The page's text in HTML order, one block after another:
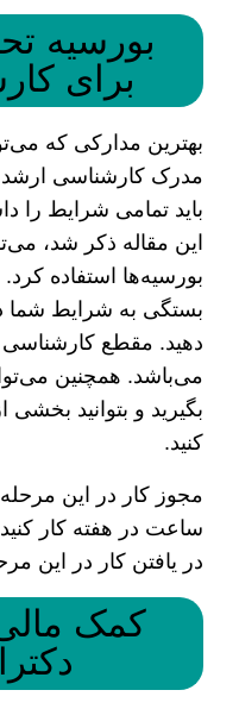
بورسیه
برای
بهترین مدارکی که
مدرک کارشناسی
باید تمامی شرایط را
این مقاله ذکر شد،
بورسیه‌ها استفاده
بستگی به شرایط شما
می‌باشد. همچنین
بگیرید و بتوانید
کنید.
ساعت در هفته کار کنید
در یافتن کار در این
کمک